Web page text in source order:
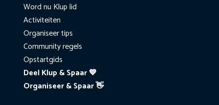
Word nu Klup lid
Activiteiten
Organiseer tips
Community regels
Opstartgids
Deel Klup & Spaar 💙
Organiseer & Spaar 👋